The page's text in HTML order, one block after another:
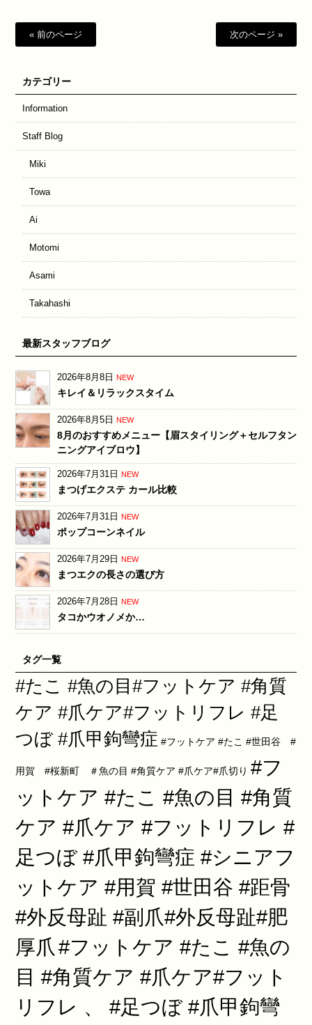
« 前のページ 次のページ »
カテゴリー
Information
Staff Blog
Miki
Towa
Ai
Motomi
Asami
Takahashi
最新スタッフブログ
2026年8月8日 NEW
キレイ＆リラックスタイム
2026年8月5日 NEW
8月のおすすめメニュー【眉スタイリング＋セルフタン
ニングアイブロウ】
2026年7月31日 NEW
まつげエクステ カール比較
2026年7月31日 NEW
ポップコーンネイル
2026年7月29日 NEW
まつエクの長さの選び方
2026年7月28日 NEW
タコかウオノメか…
タグ一覧
#たこ #魚の目#フットケア #角質
ケア #爪ケア#フットリフレ #足
つぼ #爪甲鉤彎症 #フットケア #たこ #世田谷 #
用賀 #桜新町 ＃魚の目 #角質ケア #爪ケア#爪切り #フ
ットケア #たこ #魚の目 #角質
ケア #爪ケア #フットリフレ #
足つぼ #爪甲鉤彎症 #シニアフ
ットケア #用賀 #世田谷 #距骨
#外反母趾 #副爪#外反母趾#肥
厚爪 #フットケア #たこ #魚の
目 #角質ケア #爪ケア#フット
リフレ 、 #足つぼ #爪甲鉤彎